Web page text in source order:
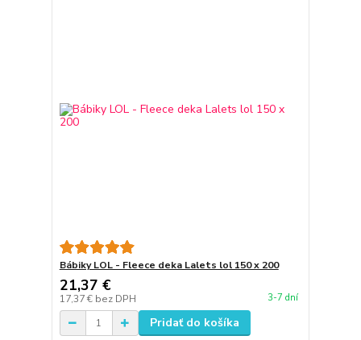
Bábiky LOL - Fleece deka Lalets lol 150 x 200
21,37 €
17,37 € bez DPH 3-7 dní
Pridať do košíka